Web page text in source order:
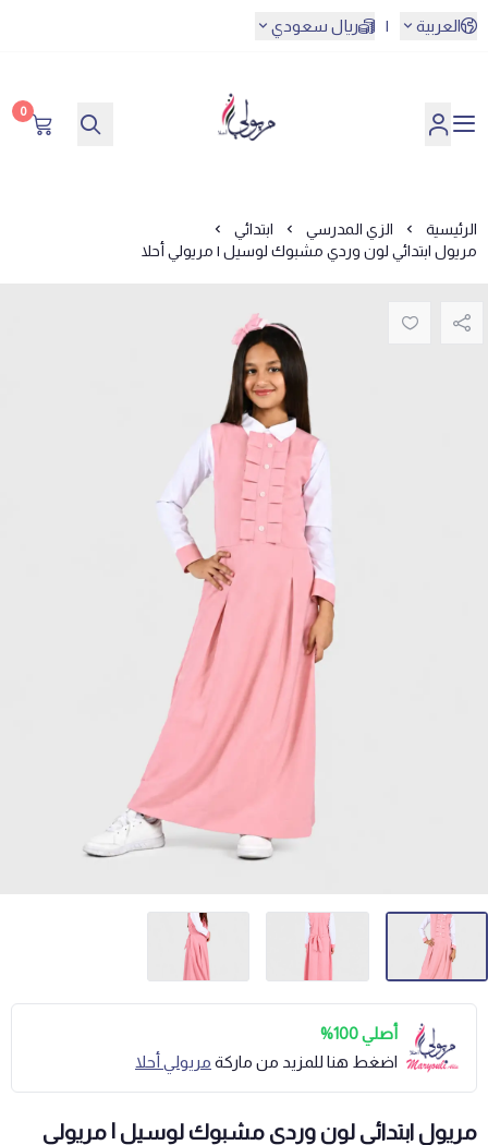
العربية | ريال سعودي
مريولي أحلا
0
الرئيسية الزي المدرسي
ابتدائي
مريول ابتدائي لون وردي مشبوك لوسيل | مريولي أحلا
أصلي 100%
اضغط هنا للمزيد من ماركة مريولي أحلا
مريول ابتدائي لون وردي مشبوك لوسيل | مريولي